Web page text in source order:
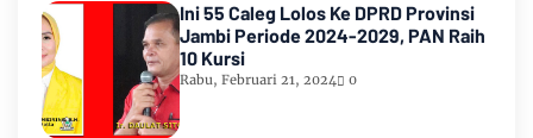
Ini 55 Caleg Lolos Ke DPRD Provinsi
Jambi Periode 2024-2029, PAN Raih
10 Kursi
Rabu, Februari 21, 2024 0